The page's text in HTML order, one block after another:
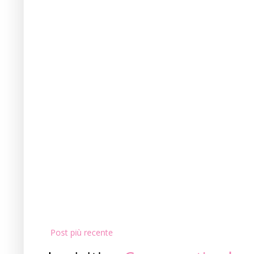
Post più recente